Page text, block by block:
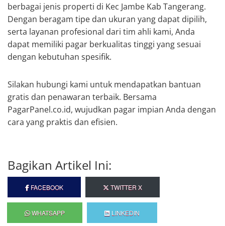
berbagai jenis properti di Kec Jambe Kab Tangerang.
Dengan beragam tipe dan ukuran yang dapat dipilih,
serta layanan profesional dari tim ahli kami, Anda
dapat memiliki pagar berkualitas tinggi yang sesuai
dengan kebutuhan spesifik.
Silakan hubungi kami untuk mendapatkan bantuan
gratis dan penawaran terbaik. Bersama
PagarPanel.co.id, wujudkan pagar impian Anda dengan
cara yang praktis dan efisien.
Bagikan Artikel Ini:
FACEBOOK TWITTER X
WHATSAPP LINKEDIN